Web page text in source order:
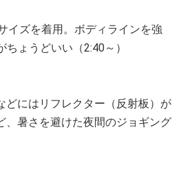
イズを着用。ボディラインを強
ょうどいい（2:40～）
どにはリフレクター（反射板）が
、暑さを避けた夜間のジョギング